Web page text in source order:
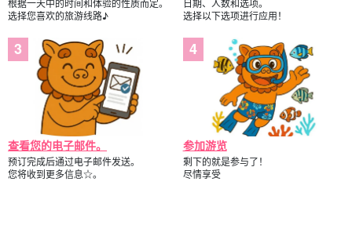
选择您喜欢的旅游线路♪
选择以下选项进行应用！
查看您的电子邮件。
预订完成后通过电子邮件发送。
您将收到更多信息☆。
参加游览
剩下的就是参与了！
尽情享受